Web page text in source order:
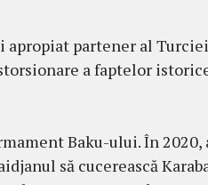
apropiat partener al
a faptelor
Baku-ului. În 2020,
să cucerească